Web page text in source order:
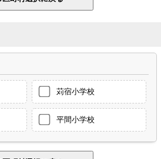
苅宿小学校
平間小学校